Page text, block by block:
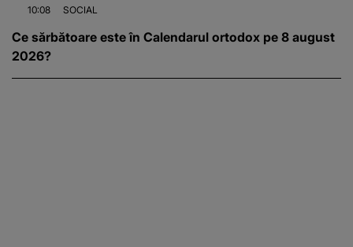
10:08 SOCIAL
Ce sărbătoare este în Calendarul ortodox pe 8 august
2026?